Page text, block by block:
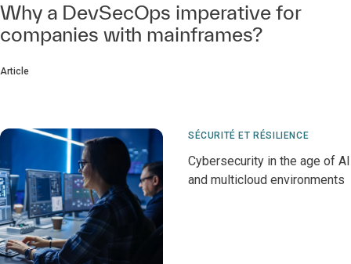
Why a DevSecOps imperative for
companies with mainframes?
Article
SÉCURITÉ ET RÉSILIENCE
Cybersecurity in the age of AI
and multicloud environments